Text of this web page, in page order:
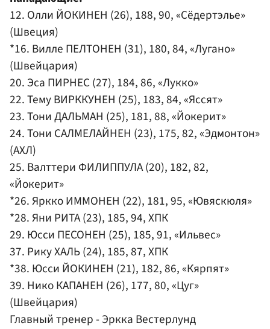
12. Олли ЙОКИНЕН (26), 188, 90, «Сёдертэлье»
(Швеция)
*16. Вилле ПЕЛТОНЕН (31), 180, 84, «Лугано»
(Швейцария)
20. Эса ПИРНЕС (27), 184, 86, «Лукко»
22. Тему ВИРККУНЕН (25), 183, 84, «Яссят»
23. Тони ДАЛЬМАН (25), 181, 88, «Йокерит»
24. Тони САЛМЕЛАЙНЕН (23), 175, 82, «Эдмонтон»
(АХЛ)
25. Валттери ФИЛИППУЛА (20), 182, 82,
«Йокерит»
*26. Яркко ИММОНЕН (22), 181, 95, «Ювяскюля»
*28. Яни РИТА (23), 185, 94, ХПК
29. Юсси ПЕСОНЕН (25), 185, 91, «Ильвес»
37. Рику ХАЛЬ (24), 185, 87, ХПК
*38. Юсси ЙОКИНЕН (21), 182, 86, «Кярпят»
39. Нико КАПАНЕН (26), 177, 80, «Цуг»
(Швейцария)
Главный тренер - Эркка Вестерлунд